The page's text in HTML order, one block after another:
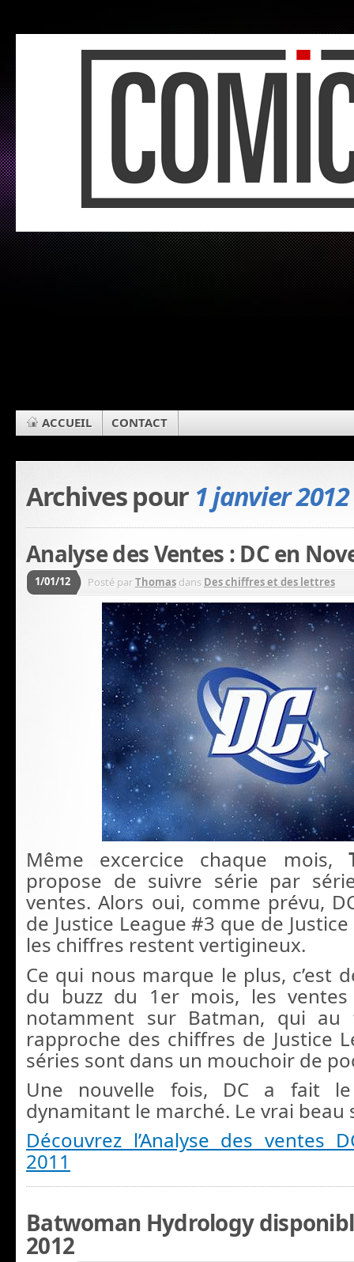
ACCUEIL CONTACT
Archives pour 1 janvier 2012
Analyse des Ventes : DC en
1/01/12 Posté parThomas dans Des chiffres et des lettres
Même excercice chaque mois,
propose de suivre série par
ventes. Alors oui, comme prévu,
de Justice League #3 que de
les chiffres restent vertigineux.
Ce qui nous marque le plus, c’est
du buzz du 1er mois, les
notamment sur Batman, qui
rapproche des chiffres de Justice
séries sont dans un mouchoir de
Une nouvelle fois, DC a fait
dynamitant le marché. Le vrai beau
Découvrez l’Analyse des ventes
2011
Batwoman Hydrology
2012